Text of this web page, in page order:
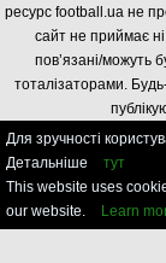
ресурс football.ua не
сайт не приймає ні
пов’язані/можуть
тоталізаторами.
Для зручності
Детальніше
тут
This website uses
our website.
Learn